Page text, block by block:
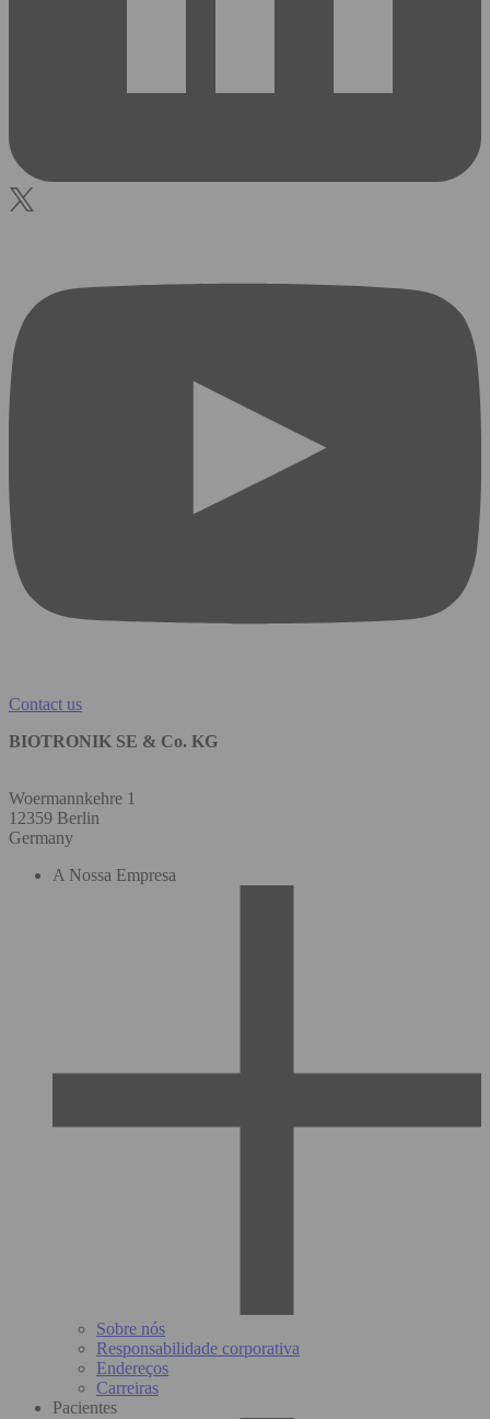
Contact us
BIOTRONIK SE & Co. KG
Woermannkehre 1
12359 Berlin
Germany
A Nossa Empresa
Sobre nós
Responsabilidade corporativa
Endereços
Carreiras
Pacientes